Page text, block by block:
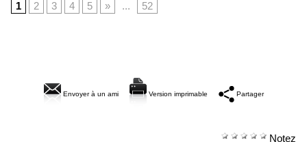
1
2 3 4 5 » ... 52
Envoyer à un ami Version imprimable Partager
Notez